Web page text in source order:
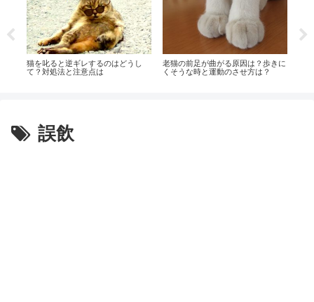
猫を叱ると逆ギレするのはどうし
て？対処法と注意点は
老猫の前足が曲がる原因は？歩きに
くそうな時と運動のさせ方は？
誤飲